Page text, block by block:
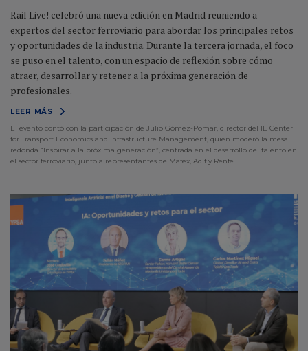
Rail Live! celebró una nueva edición en Madrid reuniendo a
expertos del sector ferroviario para abordar los principales retos
y oportunidades de la industria. Durante la tercera jornada, el foco
se puso en el talento, con un espacio de reflexión sobre cómo
atraer, desarrollar y retener a la próxima generación de
profesionales.
LEER MÁS
El evento contó con la participación de Julio Gómez-Pomar, director del IE Center
for Transport Economics and Infrastructure Management, quien moderó la mesa
redonda “Inspirar a la próxima generación”, centrada en el desarrollo del talento en
el sector ferroviario, junto a representantes de Mafex, Adif y Renfe.